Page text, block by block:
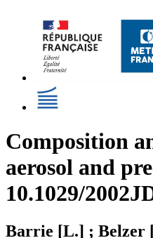
Composition
aerosol and
10.1029/
Barrie [L.] ; Belzer